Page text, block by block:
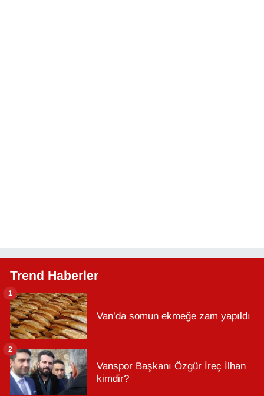
Trend Haberler
Van’da somun ekmeğe zam yapıldı
1
Vanspor Başkanı Özgür İreç İlhan
kimdir?
2